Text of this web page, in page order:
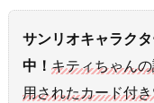
サンリオキャラク
中！ キティちゃん
用されたカード付